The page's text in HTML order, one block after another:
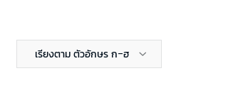
เรียงตาม ตัวอักษร ก-ฮ